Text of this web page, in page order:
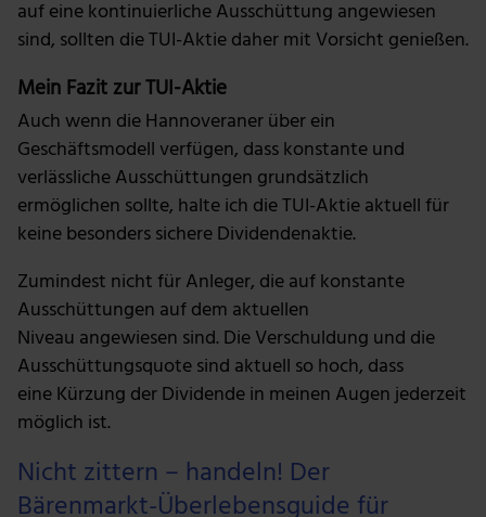
auf eine kontinuierliche Ausschüttung angewiesen
sind, sollten die TUI-Aktie daher mit Vorsicht genießen.
Mein Fazit zur TUI-Aktie
Auch wenn die Hannoveraner über ein
Geschäftsmodell verfügen, dass konstante und
verlässliche Ausschüttungen grundsätzlich
ermöglichen sollte, halte ich die TUI-Aktie aktuell für
keine besonders sichere Dividendenaktie.
Zumindest nicht für Anleger, die auf konstante
Ausschüttungen auf dem aktuellen
Niveau angewiesen sind. Die Verschuldung und die
Ausschüttungsquote sind aktuell so hoch, dass
eine Kürzung der Dividende in meinen Augen jederzeit
möglich ist.
Nicht zittern – handeln! Der
Bärenmarkt-Überlebensguide für